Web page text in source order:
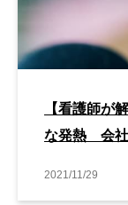
【看護師が
な発熱 会社
2021/11/29